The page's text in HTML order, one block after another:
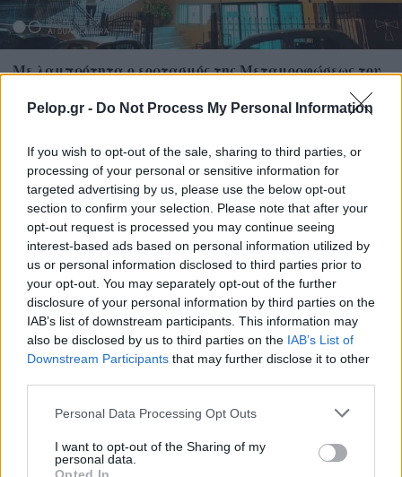
Pelop.gr - Do Not Process My Personal Information
If you wish to opt-out of the sale, sharing to third parties, or
processing of your personal or sensitive information for
targeted advertising by us, please use the below opt-out
section to confirm your selection. Please note that after your
opt-out request is processed you may continue seeing
interest-based ads based on personal information utilized by
us or personal information disclosed to third parties prior to
your opt-out. You may separately opt-out of the further
disclosure of your personal information by third parties on the
IAB’s list of downstream participants. This information may
also be disclosed by us to third parties on the IAB’s List of
Downstream Participants that may further disclose it to other
Please note that this website/app uses one or more Google
not limited to your visit or usage behaviour. You may click to
grant or deny consent to Google and its third-party tags to
Personal Data Processing Opt Outs
I want to opt-out of the Sharing of my
personal data.
Με λαμπρότητα ο εορτασμός της Μεταμορφώσεως του
Τουρισμός για Ολους 2026: Τα SOS για να κερδίσετε το
voucher διακοπών